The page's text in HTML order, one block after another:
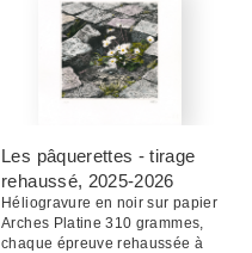
Les pâquerettes - tirage
rehaussé, 2025-2026
Héliogravure en noir sur papier
Arches Platine 310 grammes,
chaque épreuve rehaussée à